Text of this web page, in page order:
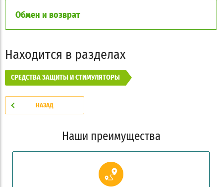
Обмен и возврат
Находится в разделах
СРЕДСТВА ЗАЩИТЫ И СТИМУЛЯТОРЫ
НАЗАД
Наши преимущества